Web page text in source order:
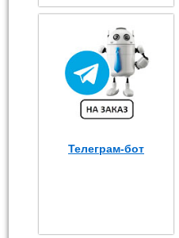
Телеграм-бот